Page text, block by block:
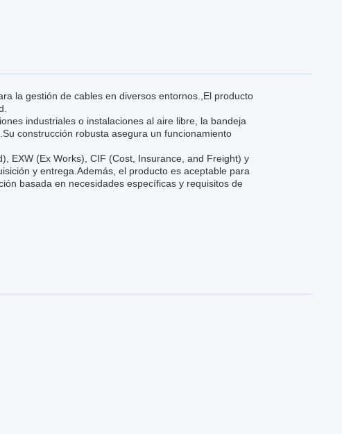
la gestión de cables en diversos entornos.,El producto
industriales o instalaciones al aire libre, la bandeja
construcción robusta asegura un funcionamiento
EXW (Ex Works), CIF (Cost, Insurance, and Freight) y
y entrega.Además, el producto es aceptable para
basada en necesidades específicas y requisitos de